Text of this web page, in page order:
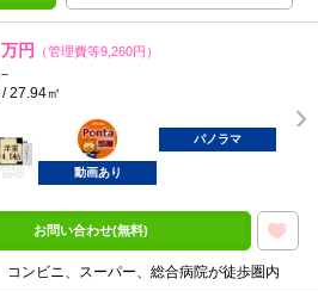
万円 （管理費等9,260円）
27.94㎡
ポンタ
部屋
パノラマ
動画あり
お問い合わせ(無料)
ンビニ、スーパー、総合病院が徒歩圏内